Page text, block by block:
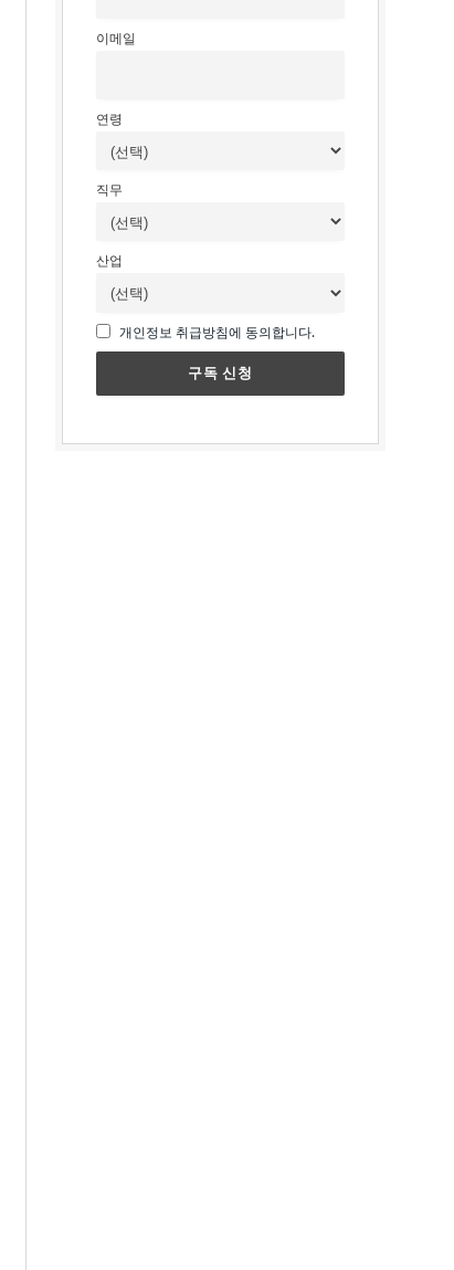
이메일
연령
직무
산업
개인정보 취급방침에 동의합니다.